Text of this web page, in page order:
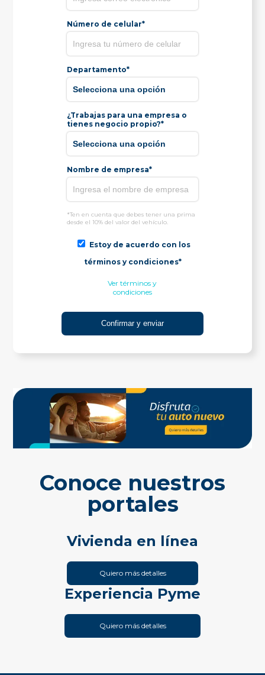
Número de celular*
Departamento*
¿Trabajas para una empresa o
tienes negocio propio?*
Nombre de empresa*
*Ten en cuenta que debes tener una prima
desde el 10% del valor del vehículo.
Estoy de acuerdo con los
términos y condiciones*
Ver términos y
condiciones
Conoce nuestros
portales
Vivienda en línea
Quiero más detalles
Experiencia Pyme
Quiero más detalles